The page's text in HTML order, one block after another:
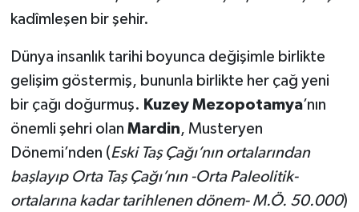
kadîmleşen bir şehir.
Dünya insanlık tarihi boyunca değişimle birlikte
gelişim göstermiş, bununla birlikte her çağ yeni
bir çağı doğurmuş. Kuzey Mezopotamya’nın
önemli şehri olan Mardin, Musteryen
Dönemi’nden (Eski Taş Çağı’nın ortalarından
başlayıp Orta Taş Çağı’nın -Orta Paleolitik-
ortalarına kadar tarihlenen dönem- M.Ö. 50.000)